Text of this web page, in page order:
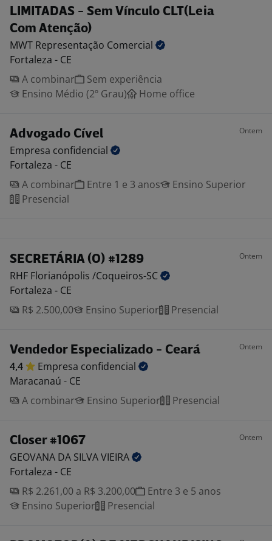
LIMITADAS - Sem Vínculo CLT(Leia
Com Atenção)
MWT Representação Comercial
Fortaleza - CE
A combinar
Sem experiência
Ensino Médio (2º Grau)
Home office
Advogado Cível Ontem
Empresa confidencial
Fortaleza - CE
A combinar
Entre 1 e 3 anos
Ensino Superior
Presencial
SECRETÁRIA (O) #1289 Ontem
RHF Florianópolis /Coqueiros-SC
Fortaleza - CE
R$ 2.500,00
Ensino Superior Presencial
Vendedor Especializado - Ceará Ontem
4,4 Empresa confidencial
Maracanaú - CE
A combinar
Ensino Superior Presencial
Closer #1067 Ontem
GEOVANA DA SILVAVIEIRA
Fortaleza - CE
R$ 2.261,00 a R$ 3.200,00
Entre 3 e 5 anos
Ensino Superior
Presencial